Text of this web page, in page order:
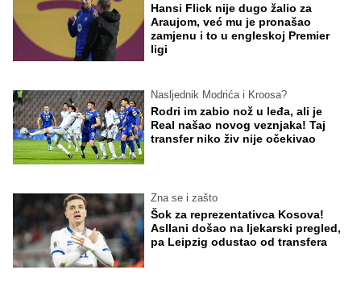
Hansi Flick nije dugo žalio za
Araujom, već mu je pronašao
zamjenu i to u engleskoj Premier
ligi
Nasljednik Modrića i Kroosa?
Rodri im zabio nož u leđa, ali je
Real našao novog veznjaka! Taj
transfer niko živ nije očekivao
Zna se i zašto
Šok za reprezentativca Kosova!
Asllani došao na ljekarski pregled,
pa Leipzig odustao od transfera